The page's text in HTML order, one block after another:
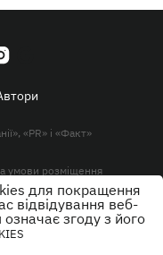
«PR» і «Факт»
умови розміщення
абзаці.
для покращення
відвідування веб-
згоду з його